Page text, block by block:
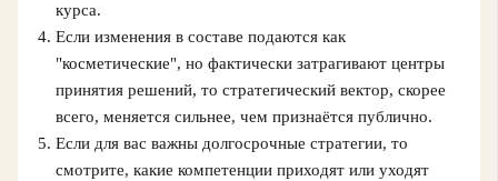
курса.
Если изменения в составе подаются как
"косметические", но фактически затрагивают центры
принятия решений, то стратегический вектор, скорее
всего, меняется сильнее, чем признаётся публично.
Если для вас важны долгосрочные стратегии, то
смотрите, какие компетенции приходят или уходят